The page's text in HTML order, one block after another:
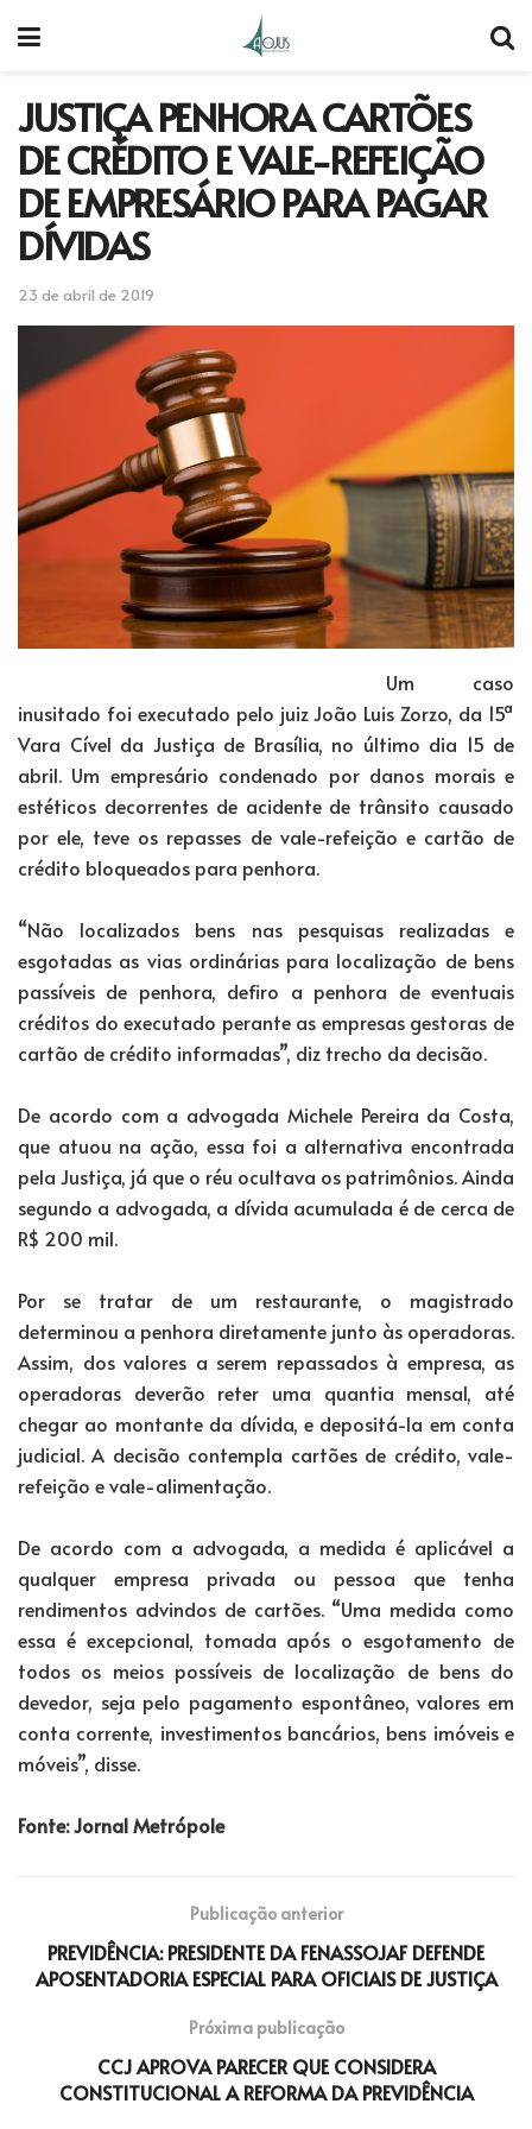
JUSTIÇA PENHORA CARTÕES
DE CRÉDITO E VALE-REFEIÇÃO
DE EMPRESÁRIO PARA PAGAR
DÍVIDAS
23 de abril de 2019
Um caso
inusitado foi executado pelo juiz João Luis Zorzo, da 15ª
Vara Cível da Justiça de Brasília, no último dia 15 de
abril. Um empresário condenado por danos morais e
estéticos decorrentes de acidente de trânsito causado
por ele, teve os repasses de vale-refeição e cartão de
crédito bloqueados para penhora.
“Não localizados bens nas pesquisas realizadas e
esgotadas as vias ordinárias para localização de bens
passíveis de penhora, defiro a penhora de eventuais
créditos do executado perante as empresas gestoras de
cartão de crédito informadas”, diz trecho da decisão.
De acordo com a advogada Michele Pereira da Costa,
que atuou na ação, essa foi a alternativa encontrada
pela Justiça, já que o réu ocultava os patrimônios. Ainda
segundo a advogada, a dívida acumulada é de cerca de
R$ 200 mil.
Por se tratar de um restaurante, o magistrado
determinou a penhora diretamente junto às operadoras.
Assim, dos valores a serem repassados à empresa, as
operadoras deverão reter uma quantia mensal, até
chegar ao montante da dívida, e depositá-la em conta
judicial. A decisão contempla cartões de crédito, vale-
refeição e vale-alimentação.
De acordo com a advogada, a medida é aplicável a
qualquer empresa privada ou pessoa que tenha
rendimentos advindos de cartões. “Uma medida como
essa é excepcional, tomada após o esgotamento de
todos os meios possíveis de localização de bens do
devedor, seja pelo pagamento espontâneo, valores em
conta corrente, investimentos bancários, bens imóveis e
móveis”, disse.
Fonte: Jornal Metrópole
Publicação anterior
PREVIDÊNCIA: PRESIDENTE DA FENASSOJAF DEFENDE
APOSENTADORIA ESPECIAL PARA OFICIAIS DE JUSTIÇA
Próxima publicação
CCJ APROVA PARECER QUE CONSIDERA
CONSTITUCIONAL A REFORMA DA PREVIDÊNCIA